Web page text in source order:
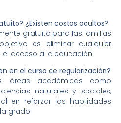
¿Existen costos ocultos?
gratuito para las familias
es eliminar cualquier
acceso a la educación.
en el curso de regularización?
áreas académicas como
naturales y sociales,
en reforzar las habilidades
grado.